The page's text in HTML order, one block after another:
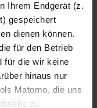
Ihrem Endgerät (z.
gespeichert
dienen können.
für den Betrieb
für die wir keine
hinaus nur
Matomo, die uns
zu
Lorenz